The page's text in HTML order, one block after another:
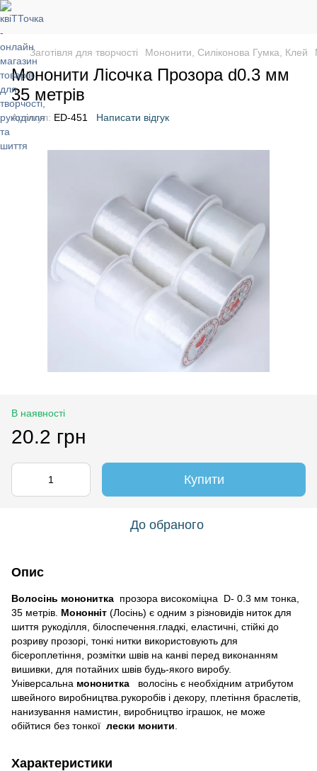
Заготівля для творчості Мононити, Силіконова Гумка, Клей
Мононити Лісочка Прозора d0.3 мм
35 метрів
Артикул: ED-451 Написати відгук
В наявності
20.2 грн
Купити
До обраного
Опис
Волосінь мононитка прозора високоміцна D- 0.3 мм тонка,
35 метрів. Мононніт (Лосінь) є одним з різновидів ниток для
шиття рукоділля, білоспечення.гладкі, еластичні, стійкі до
розриву прозорі, тонкі нитки використовують для
бісероплетіння, розмітки швів на канві перед виконанням
вишивки, для потайних швів будь-якого виробу.
Універсальна мононитка волосінь є необхідним атрибутом
швейного виробництва.рукоробів і декору, плетіння браслетів,
нанизування намистин, виробництво іграшок, не може
обійтися без тонкої лески монити
Характеристики